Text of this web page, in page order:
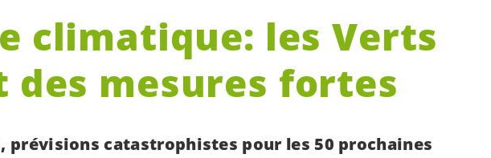
climatique: les Verts
des mesures fortes
prévisions catastrophistes pour les 50 prochaines